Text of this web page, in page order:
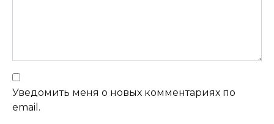
Уведомить меня о новых комментариях по
email.